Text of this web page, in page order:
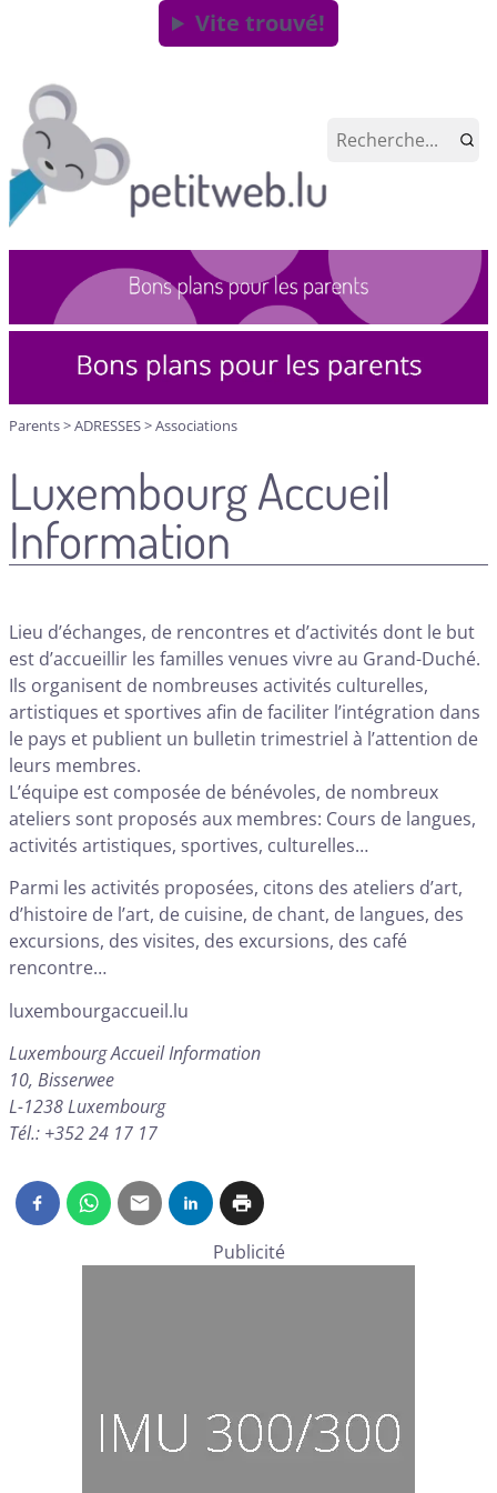
Vite trouvé!
Parents>ADRESSES>Associations
Luxembourg Accueil
Information
Lieu d’échanges, de rencontres et d’activités dont le but
est d’accueillir les familles venues vivre au Grand-Duché.
Ils organisent de nombreuses activités culturelles,
artistiques et sportives afin de faciliter l’intégration dans
le pays et publient un bulletin trimestriel à l’attention de
leurs membres.
L’équipe est composée de bénévoles, de nombreux
ateliers sont proposés aux membres: Cours de langues,
activités artistiques, sportives, culturelles…
Parmi les activités proposées, citons des ateliers d’art,
d’histoire de l’art, de cuisine, de chant, de langues, des
excursions, des visites, des excursions, des café
rencontre…
luxembourgaccueil.lu
Luxembourg Accueil Information
10, Bisserwee
L-1238 Luxembourg
Tél.: +352 24 17 17
Publicité